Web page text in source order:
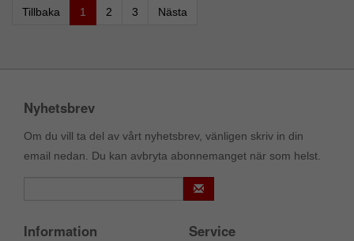
Tillbaka 1 2 3 Nästa
Nyhetsbrev
Om du vill ta del av vårt nyhetsbrev, vänligen skriv in din
email nedan. Du kan avbryta abonnemanget när som helst.
Information Service